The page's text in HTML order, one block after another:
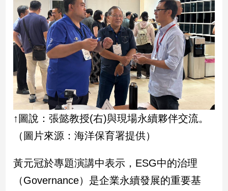
↑圖說：張懿教授(右)與現場永續夥伴交流。
（圖片來源：海洋保育署提供）
黃元冠於專題演講中表示，ESG中的治理
（Governance）是企業永續發展的重要基